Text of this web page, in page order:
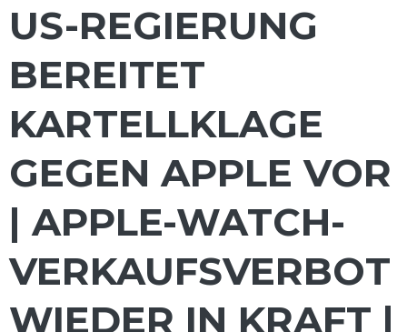
US-REGIERUNG
BEREITET
KARTELLKLAGE
GEGEN APPLE VOR
| APPLE-WATCH-
VERKAUFSVERBOT
WIEDER IN KRAFT |